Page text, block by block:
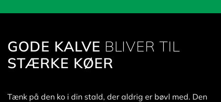
GODE KALVE BLIVER TIL
STÆRKE KØER
Tænk på den ko i din stald, der aldrig er bøvl med. Den